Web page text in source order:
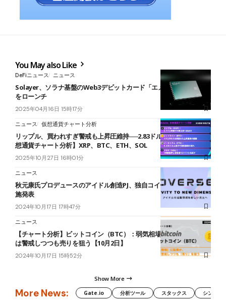
You May also Like
DeFiニュース ニュース
Solayer、ソラナ基盤のWeb3デビットカード「エメラルドカード」
をローンチ
2025年04月16日 15時17分
ニュース 仮想通貨チャート分析
リップル、買われすぎ警戒も上昇圧維持──2.83ドルを試す展開【仮
想通貨チャート分析】XRP、BTC、ETH、SOL
2025年10月27日 16時01分
ニュース
秋元康氏プロデュースのアイドル創造PJ、独自コインNIDTのIEO実
施発表
2024年10月17日 17時47分
ニュース
【チャート分析】ビットコイン（BTC）：弱気相場に転換か、短期
は警戒しつつも売りを狙う【10月2日】
2024年10月17日 15時52分
Show More
More News: Gate.io 分析ツール スタックス シンボル